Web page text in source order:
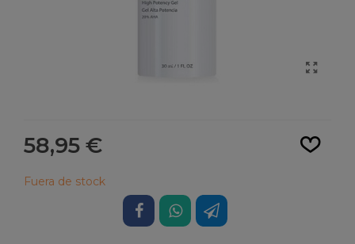
58,95 €
Fuera de stock